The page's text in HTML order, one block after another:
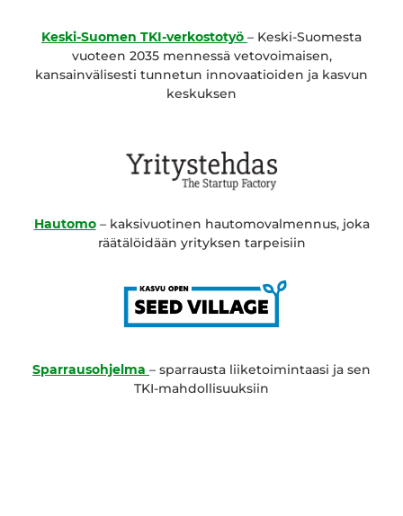
Keski-Suomen TKI-verkostotyö – Keski-Suomesta
vuoteen 2035 mennessä vetovoimaisen,
kansainvälisesti tunnetun innovaatioiden ja kasvun
keskuksen
Hautomo– kaksivuotinen hautomovalmennus, joka
räätälöidään yrityksen tarpeisiin
Sparrausohjelma – sparrausta liiketoimintaasi ja sen
TKI-mahdollisuuksiin